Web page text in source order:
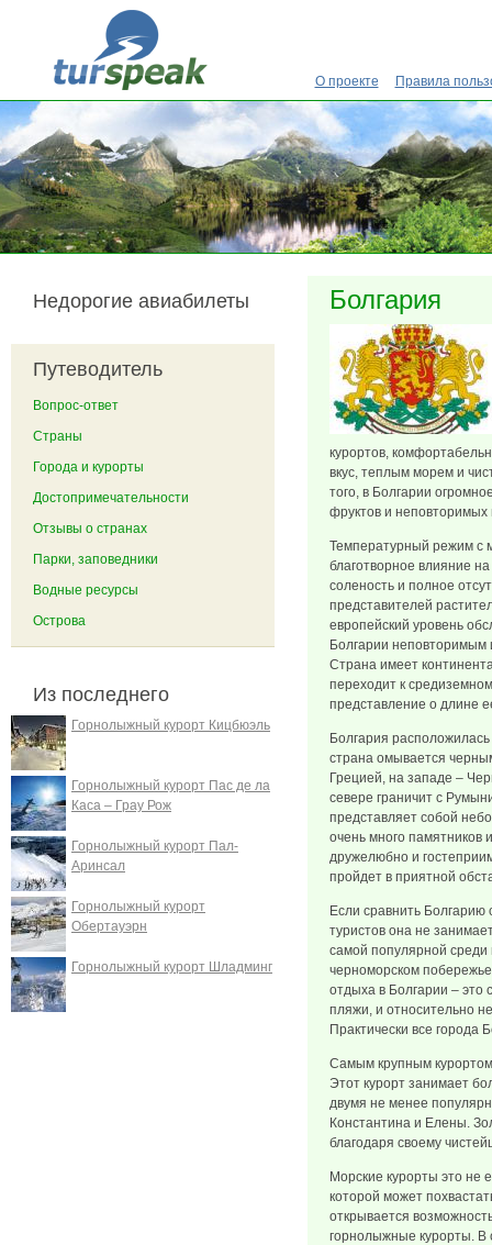
Перейти к основному содержанию
О проекте Правила
Болгария
курортов,
вкус, теплым морем и
того, в Болгарии
фруктов и неповторимых
Температурный режим с
благотворное влияние
соленость и полное
представителей
европейский уровень
Болгарии
Страна имеет
переходит к
представление о длине
Болгария
страна омывается
Грецией, на западе –
севере граничит с
представляет собой
очень много памятников
дружелюбно и
пройдет в приятной
Если сравнить
туристов она не
самой популярной
черноморском
отдыха в Болгарии – это
пляжи, и относительно
Практически все города
Самым крупным
Этот курорт занимает
двумя не менее
Константина и Елены.
благодаря своему
Морские курорты это не
которой может
открывается
горнолыжные курорты. В
Недорогие авиабилеты
Путеводитель
Вопрос-ответ
Страны
Города и курорты
Достопримечательности
Отзывы о странах
Парки, заповедники
Водные ресурсы
Острова
Из последнего
Горнолыжный курорт Кицбюэль
Горнолыжный курорт Пас де ла
Каса – Грау Рож
Горнолыжный курорт Пал-
Аринсал
Горнолыжный курорт
Обертауэрн
Горнолыжный курорт Шладминг